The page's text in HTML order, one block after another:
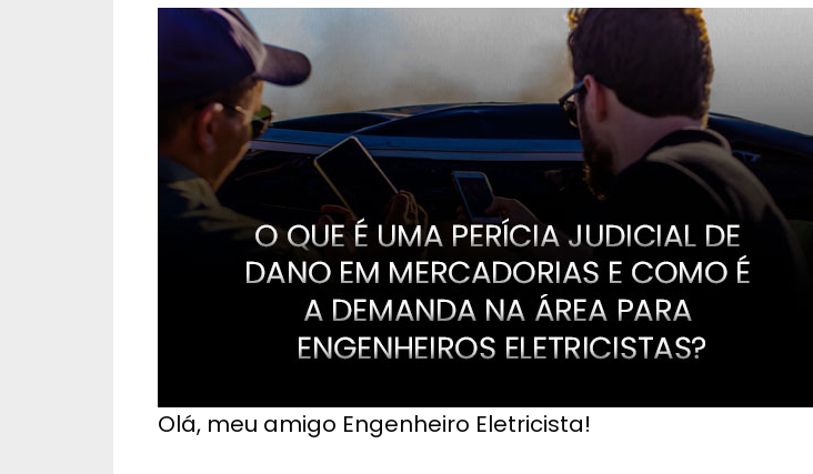
Olá, meu amigo Engenheiro Eletricista!